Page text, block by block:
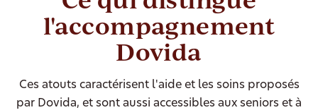
l'accompagnement
Dovida
Ces atouts caractérisent l'aide et les soins proposés
par Dovida, et sont aussi accessibles aux seniors et à